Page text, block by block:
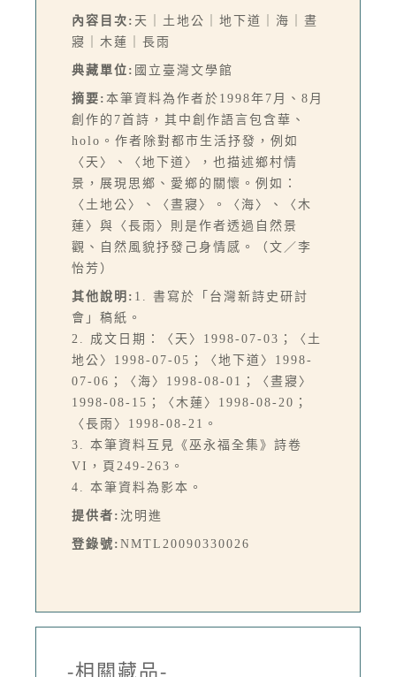
內容目次: 天｜土地公｜地下道｜海｜晝
寢｜木蓮｜長雨
典藏單位: 國立臺灣文學館
摘要: 本筆資料為作者於1998年7月、8月
創作的7首詩，其中創作語言包含華、
holo。作者除對都市生活抒發，例如
〈天〉、〈地下道〉，也描述鄉村情
景，展現思鄉、愛鄉的關懷。例如：
〈土地公〉、〈晝寢〉。〈海〉、〈木
蓮〉與〈長雨〉則是作者透過自然景
觀、自然風貌抒發己身情感。（文／李
怡芳）
其他說明: 1. 書寫於「台灣新詩史研討
會」稿紙。
2. 成文日期：〈天〉1998-07-03；〈土
地公〉1998-07-05；〈地下道〉1998-
07-06；〈海〉1998-08-01；〈晝寢〉
1998-08-15；〈木蓮〉1998-08-20；
〈長雨〉1998-08-21。
3. 本筆資料互見《巫永福全集》詩卷
VI，頁249-263。
4. 本筆資料為影本。
提供者: 沈明進
登錄號: NMTL20090330026
-相關藏品-